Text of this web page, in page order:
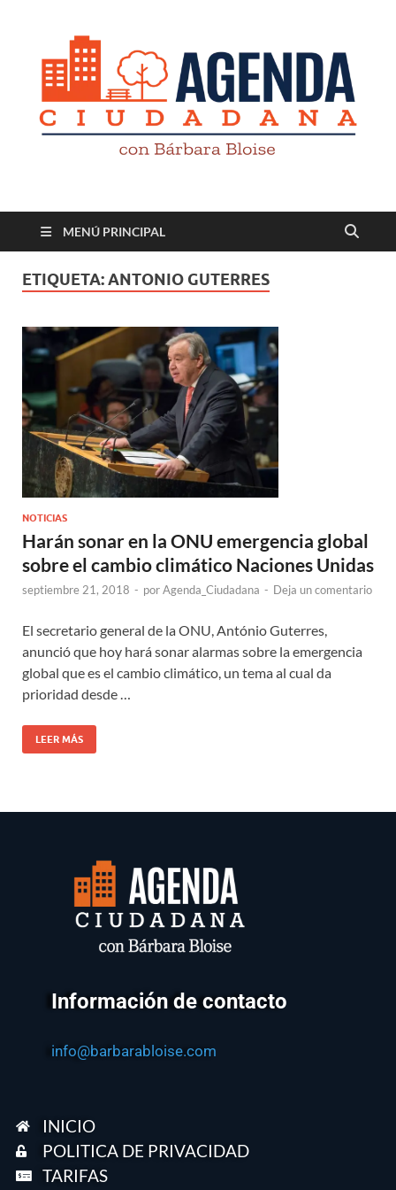
Revista digital
MENÚ PRINCIPAL
ETIQUETA:ANTONIO GUTERRES
NOTICIAS
Harán sonar en la ONU emergencia global
sobre el cambio climático Naciones Unidas
septiembre 21, 2018 - porAgenda_Ciudadana - Deja un comentario
El secretario general de la ONU, António Guterres,
anunció que hoy hará sonar alarmas sobre la emergencia
global que es el cambio climático, un tema al cual da
prioridad desde …
LEER MÁS
Información de contacto
info@barbarabloise.com
INICIO
POLITICA DE PRIVACIDAD
TARIFAS